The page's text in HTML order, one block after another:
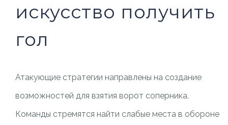
искусство получить
гол
Атакующие стратегии направлены на создание
возможностей для взятия ворот соперника.
Команды стремятся найти слабые места в обороне